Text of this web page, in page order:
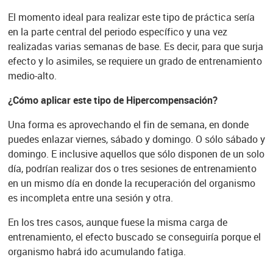
El momento ideal para realizar este tipo de práctica sería
en la parte central del periodo específico y una vez
realizadas varias semanas de base. Es decir, para que surja
efecto y lo asimiles, se requiere un grado de entrenamiento
medio-alto.
¿Cómo aplicar este tipo de Hipercompensación?
Una forma es aprovechando el fin de semana, en donde
puedes enlazar viernes, sábado y domingo. O sólo sábado y
domingo. E inclusive aquellos que sólo disponen de un solo
día, podrían realizar dos o tres sesiones de entrenamiento
en un mismo día en donde la recuperación del organismo
es incompleta entre una sesión y otra.
En los tres casos, aunque fuese la misma carga de
entrenamiento, el efecto buscado se conseguiría porque el
organismo habrá ido acumulando fatiga.